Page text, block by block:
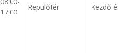
17:00
Repülőtér Kezdő